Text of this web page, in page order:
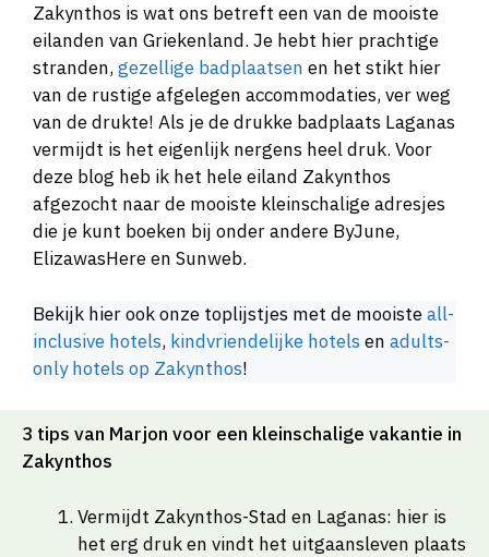
Zakynthos is wat ons betreft een van de mooiste
eilanden van Griekenland. Je hebt hier prachtige
stranden,gezellige badplaatsen en het stikt hier
van de rustige afgelegen accommodaties, ver weg
van de drukte! Als je de drukke badplaats Laganas
vermijdt is het eigenlijk nergens heel druk. Voor
deze blog heb ik het hele eiland Zakynthos
afgezocht naar de mooiste kleinschalige adresjes
die je kunt boeken bij onder andere ByJune,
ElizawasHere en Sunweb.
Bekijk hier ook onze toplijstjes met de mooisteall-
inclusive hotels, kindvriendelijke hotels en adults-
only hotels op Zakynthos!
3 tips van Marjon voor een kleinschalige vakantie in
Zakynthos
Vermijdt Zakynthos-Stad en Laganas: hier is
het erg druk en vindt het uitgaansleven plaats